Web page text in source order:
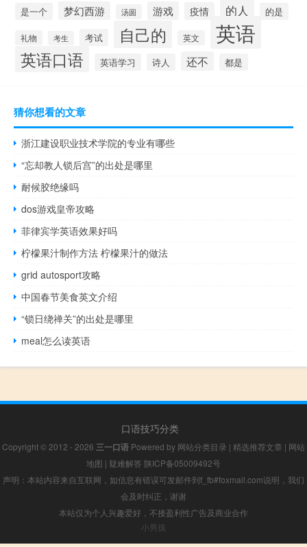
是一个
梦幻西游 汤圆 游戏 疫情 的人 的是
礼物 考生 考试 自己的 英文 英语
英语口语 英语学习 诗人 还不 都是
猜你想看的文章
浙江建设职业技术学院的专业有哪些
“忘却教人锁后宫”的出处是哪里
耐候胶绝缘吗
dos游戏皇帝攻略
菲律宾学英语效果好吗
柠檬果汁制作方法 柠檬果汁的做法
grid autosport攻略
中国春节美食英文介绍
“锁日绕禅关”的出处是哪里
meal怎么读英语
口语技巧分类
Copyright © 2012 - 2026 三一口语 Powered by 网站分类目录 | 精选推荐文章 | 网站
地图 | 疑难解答 陕ICP备05009492号
声明：本站内容来自互联网，如信息有错误可发邮件到f_fb#foxmail.com说明，我们
会及时纠正，谢谢
本站仅为个人兴趣爱好，不接盈利性广告及商业合作
小男孩